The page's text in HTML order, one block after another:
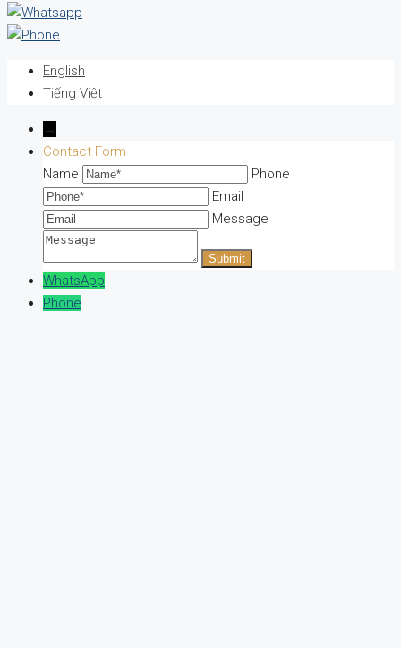
English
Tiếng Việt
→
Contact Form
Name
Phone
Email
Message
WhatsApp
Phone